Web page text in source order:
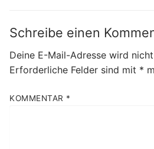
Schreibe einen
Deine E-Mail-Adresse wird
Erforderliche Felder sind mit *
KOMMENTAR *